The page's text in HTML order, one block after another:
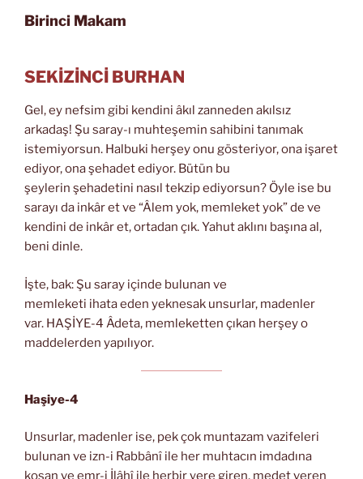
Birinci Makam
SEKİZİNCİ BURHAN
Gel, ey nefsim gibi kendini âkıl zanneden akılsız
arkadaş! Şu saray-ı muhteşemin sahibini tanımak
istemiyorsun. Halbuki herşey onu gösteriyor, ona işaret
ediyor, ona şehadet ediyor. Bütün bu
şeylerin şehadetini nasıl tekzip ediyorsun? Öyle ise bu
sarayı da inkâr et ve “Âlem yok, memleket yok” de ve
kendini de inkâr et, ortadan çık. Yahut aklını başına al,
beni dinle.
İşte, bak: Şu saray içinde bulunan ve
memleketi ihata eden yeknesak unsurlar, madenler
var. HAŞİYE-4 Âdeta, memleketten çıkan herşey o
maddelerden yapılıyor.
Haşiye-4
Unsurlar, madenler ise, pek çok muntazam vazifeleri
bulunan ve izn-i Rabbânî ile her muhtacın imdadına
koşan ve emr-i İlâhî ile herbir yere giren, medet veren